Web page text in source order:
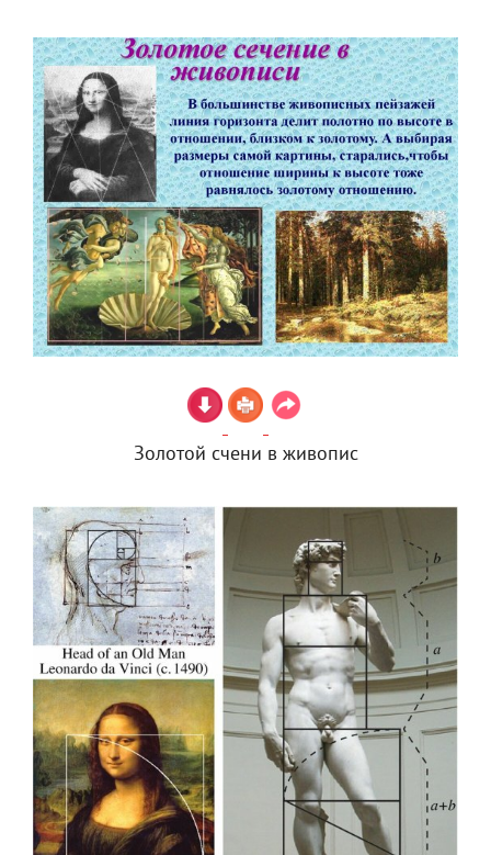
Золотой счени в живопис